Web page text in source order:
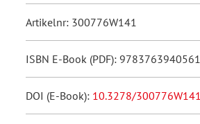
Artikelnr: 300776W141
ISBN E-Book (PDF): 9783763940561
DOI (E-Book): 10.3278/300776W141